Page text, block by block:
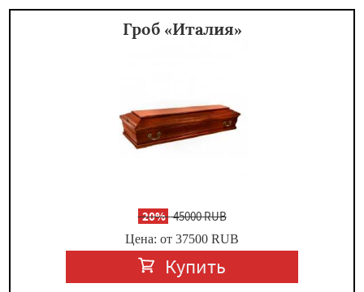
Гроб «Италия»
-20%45000 RUB
Цена: от 37500 RUB
Купить